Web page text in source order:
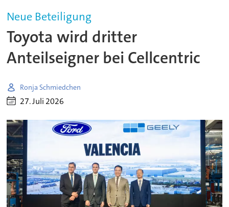
Neue Beteiligung
Toyota wird dritter
Anteilseigner bei Cellcentric
Ronja Schmiedchen
27. Juli 2026